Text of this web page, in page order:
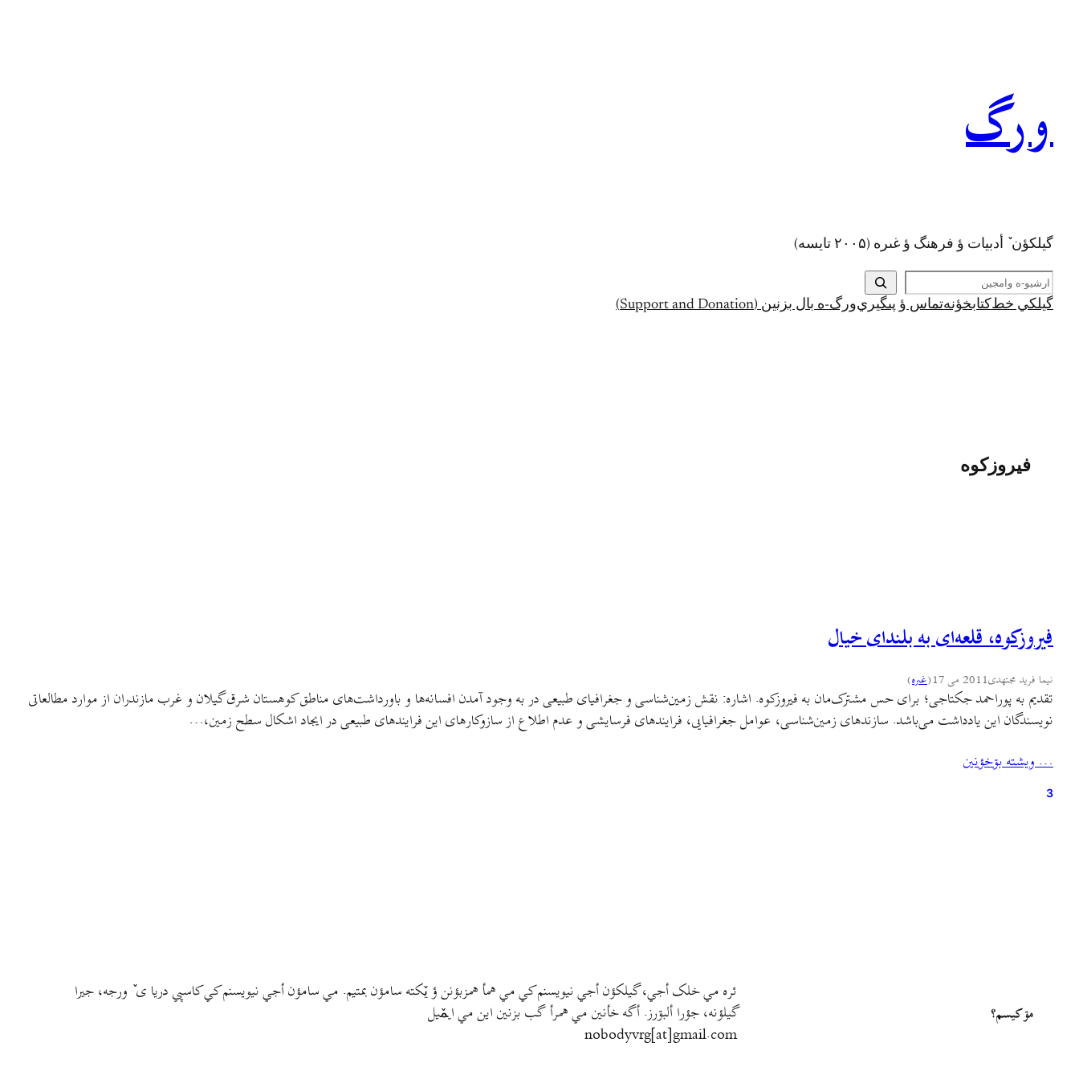
ورگ
گيلکؤن ٚ أدبیات ؤ فرهنگ ؤ غىره (۲۰۰۵ تايسه)
ج
س
تگيلکي خط کتابخؤنهتماس ؤ پىگيريورگ-ه بال بزنين (Support and Donation)
فیروزکوه
فيروزکوه، قلعه‌ای به بلندای خيال
نیما فرید مجتهدی2011 می 17 (غىره)
تقدیم به پوراحمد جکتاجی؛ برای حس مشترک‌مان به فیروزکوه. اشاره: نقش زمین‌شناسی و جغرافیای طبیعی در به وجود آمدن افسانه‌ها و باورداشت‌های مناطق کوهستان شرق گیلان و غرب مازندران از موارد مطالعاتی
نویسندگان این یادداشت می‌باشد. سازندهای زمین‌شناسی، عوامل جغرافیایی‌، فرایندهای فرسایشی و عدم اطلاع از ساز‌وکارهای این فرایندهای طبیعی در ایجاد اشکال سطح زمین،…
… ويشته بۊخؤنين
3
مۊ کيسم؟
ئره مي خلک أجي، گيلکؤن أجي نيويسنم کي مي همأ همزبؤنن ؤ يٚکته سامؤن بمتيم. مي سامؤن أجي نيويسنم کي کاسپي دريا ی ٚ ورجه، جيرا
گيلؤنه، جؤرا ألبۊرز. أگه خأنين مي همرأ گب بزنين اين مي ايمٚیل‌ ‌
nobodyvrg[at]gmail.com